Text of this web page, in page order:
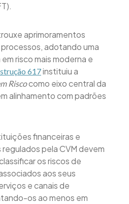
aprimoramentos
adotando uma
risco mais moderna e
617instituiu a
Riscocomo eixo central da
alinhamento com padrões
financeiras e
pela CVM devem
os riscos de
aos seus
e canais de
os ao menos em